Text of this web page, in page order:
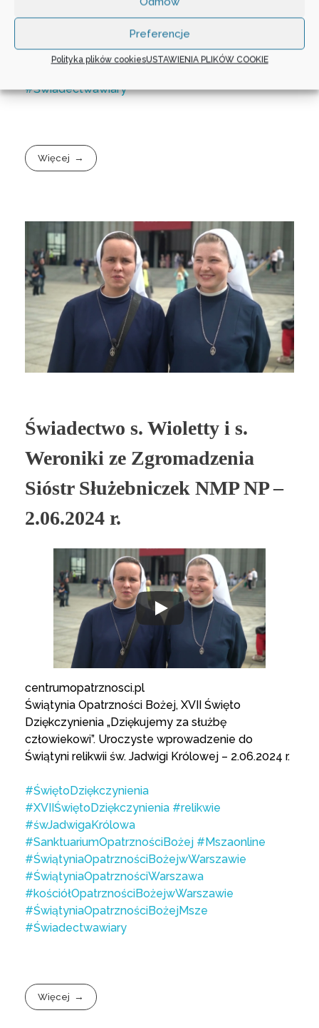
Preferencje
Polityka plików cookiesUSTAWIENIA PLIKÓW COOKIE
#SanktuariumOpatrznościBożej
#ŚwiątyniaOpatrznościBożejwWarszawie
#ŚwiątyniaOpatrznościWarszawa
#kościółOpatrznościBożejwWarszawie
#Świadectwawiary
Więcej
Świadectwo s. Wioletty i s.
Weroniki ze Zgromadzenia
Sióstr Służebniczek NMP NP –
2.06.2024 r.
centrumopatrznosci.pl
Świątynia Opatrzności Bożej, XVII Święto
Dziękczynienia „Dziękujemy za służbę
człowiekowi”. Uroczyste wprowadzenie do
Świątyni relikwii św. Jadwigi Królowej – 2.06.2024 r.
#ŚwiętoDziękczynienia
#XVIIŚwiętoDziękczynienia #relikwie
#śwJadwigaKrólowa
#SanktuariumOpatrznościBożej #Mszaonline
#ŚwiątyniaOpatrznościBożejwWarszawie
#ŚwiątyniaOpatrznościWarszawa
#kościółOpatrznościBożejwWarszawie
#ŚwiątyniaOpatrznościBożejMsze
#Świadectwawiary
Więcej